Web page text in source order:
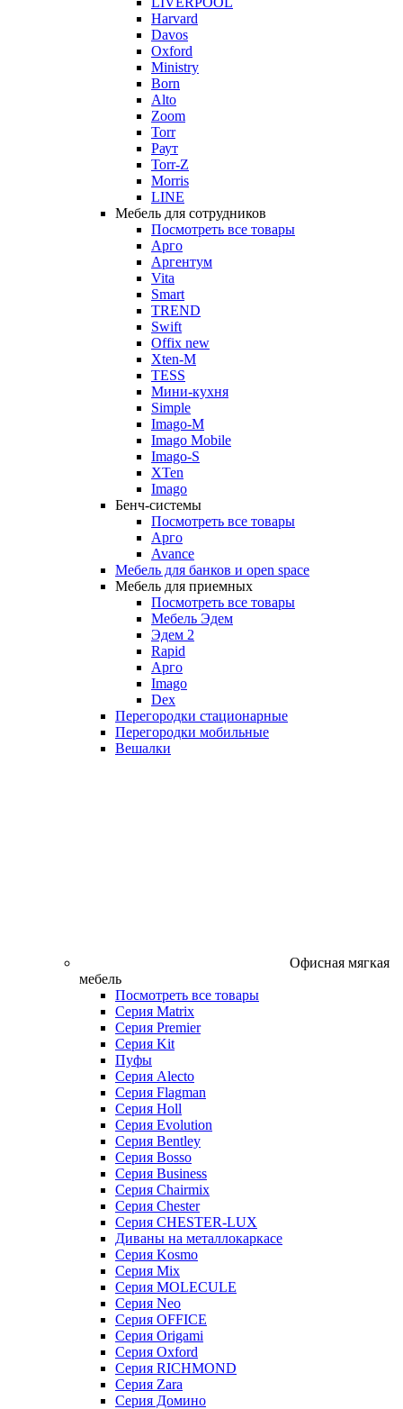
Harvard
Davos
Oxford
Ministry
Born
Alto
Zoom
Torr
Раут
Torr-Z
Morris
LINE
Мебель для сотрудников
Посмотреть все товары
Арго
Аргентум
Vita
Smart
TREND
Swift
Offix new
Xten-M
TESS
Мини-кухня
Simple
Imago-M
Imago Mobile
Imago-S
XTen
Imago
Бенч-системы
Посмотреть все товары
Арго
Avance
Мебель для банков и open space
Мебель для приемных
Посмотреть все товары
Мебель Эдем
Эдем 2
Rapid
Арго
Imago
Dex
Перегородки стационарные
Перегородки мобильные
Вешалки
Офисная мягкая
мебель
Посмотреть все товары
Серия Matrix
Серия Premier
Серия Kit
Пуфы
Серия Alecto
Серия Flagman
Серия Holl
Серия Evolution
Серия Bentley
Серия Bosso
Серия Business
Серия Chairmix
Серия Chester
Серия CHESTER-LUX
Диваны на металлокаркасе
Серия Kosmo
Серия Mix
Серия MOLECULE
Серия Neo
Серия OFFICE
Серия Origami
Серия Oxford
Серия RICHMOND
Серия Zara
Серия Домино